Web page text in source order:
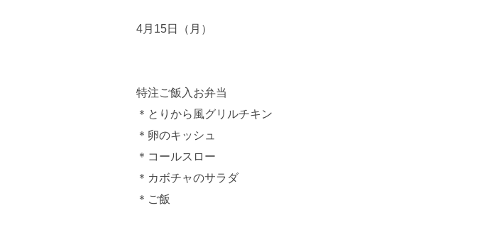
4月15日（月）
特注ご飯入お弁当
＊とりから風グリルチキン
＊卵のキッシュ
＊コールスロー
＊カボチャのサラダ
＊ご飯